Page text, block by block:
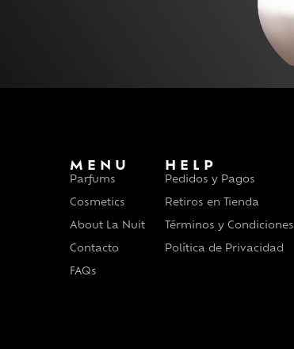
MENU
Parfums
Cosmetics
About La Nuit
Contacto
FAQs
HELP
Pedidos y Pagos
Retiros en Tienda
Términos y Condiciones
Política de Privacidad